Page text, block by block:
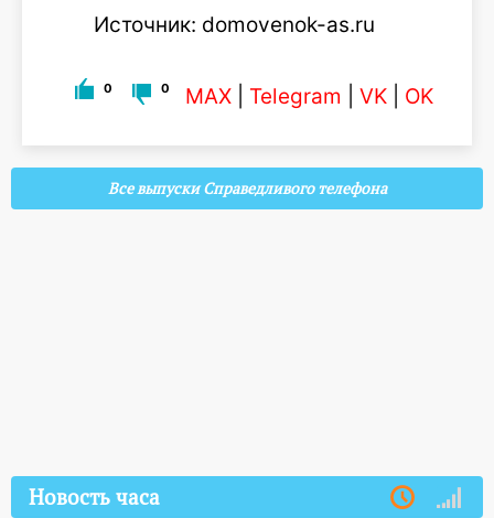
Источник: domovenok-as.ru
0 0 MAX Telegram VK OK
Все выпуски Справедливого телефона
Новость часа